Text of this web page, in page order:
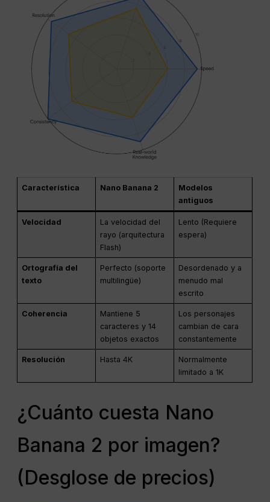
Característica Nano Banana 2
Modelos
antiguos
Velocidad
La velocidad del
rayo (arquitectura
Flash)
Lento (Requiere
espera)
Ortografía del
texto
Perfecto (soporte
multilingüe)
Desordenado y a
menudo mal
escrito
Coherencia
Mantiene 5
caracteres y 14
objetos exactos
Los personajes
cambian de cara
constantemente
Resolución Hasta 4K
Normalmente
limitado a 1K
¿Cuánto cuesta Nano
Banana 2 por imagen?
(Desglose de precios)